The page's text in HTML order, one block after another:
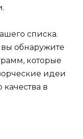
списка.
обнаружите
которые
идеи
в